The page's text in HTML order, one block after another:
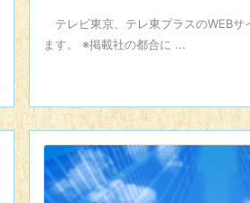
テレビ東京、テレ東プラスのWEBサ
ます。 ※掲載社の都合に ...